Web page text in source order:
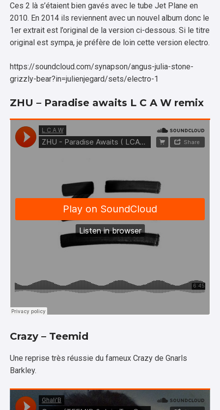
Ces 2 là s’étaient bien gavés avec le tube Jet Plane en
2010. En 2014 ils reviennent avec un nouvel album donc le
1er extrait est l’original de la version ci-dessous. Si le titre
original est sympa, je préfère de loin cette version electro.
https://soundcloud.com/synapson/angus-julia-stone-
grizzly-bear?in=julienjegard/sets/electro-1
ZHU – Paradise awaits L C A W remix
Crazy – Teemid
Une reprise très réussie du fameux Crazy de Gnarls
Barkley.